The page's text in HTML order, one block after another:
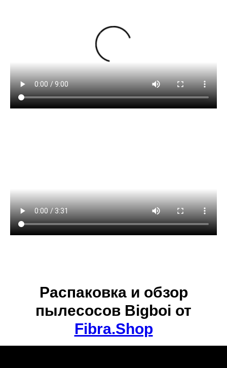
Распаковка и обзор
пылесосов Bigboi от
Fibra.Shop